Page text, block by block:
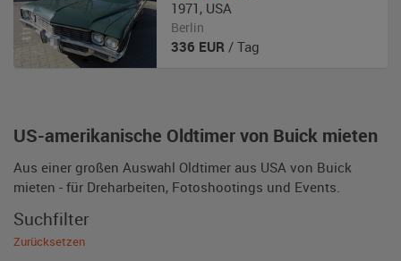
US-amerikanische Oldtimer von Buick mieten
Aus einer großen Auswahl Oldtimer aus USA von Buick
mieten - für Dreharbeiten, Fotoshootings und Events.
1971 , USA
Berlin
336 EUR / Tag
Suchfilter
Zurücksetzen